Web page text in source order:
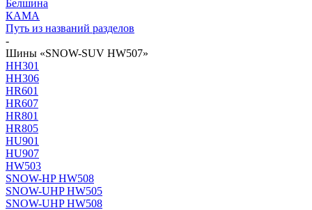
Белшина
КАМА
Путь из названий разделов
-
Шины «SNOW-SUV HW507»
HH301
HH306
HR601
HR607
HR801
HR805
HU901
HU907
HW503
SNOW-HP HW508
SNOW-UHP HW505
SNOW-UHP HW508